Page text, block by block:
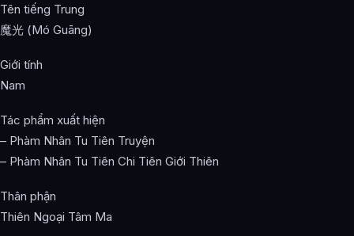
Tên tiếng Trung
魔光 (Mó Guāng)
Giới tính
Nam
Tác phẩm xuất hiện
– Phàm Nhân Tu Tiên Truyện
– Phàm Nhân Tu Tiên Chi Tiên Giới Thiên
Thân phận
Thiên Ngoại Tâm Ma